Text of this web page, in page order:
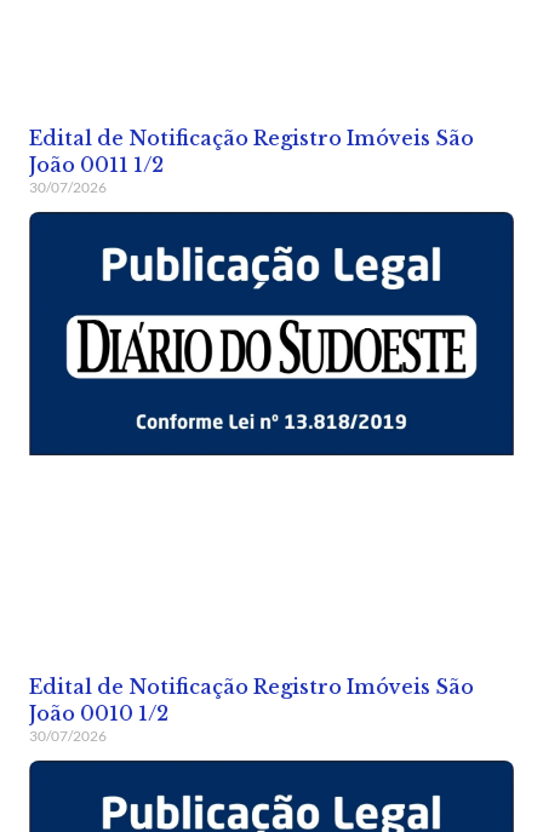
Edital de Notificação Registro Imóveis São
João 0011 1/2
30/07/2026
Edital de Notificação Registro Imóveis São
João 0010 1/2
30/07/2026